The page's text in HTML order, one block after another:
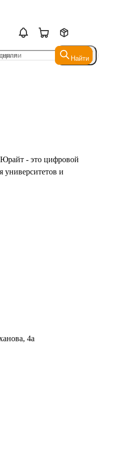
Найти
Найти
Юрайт - это цифровой
университетов и
4а